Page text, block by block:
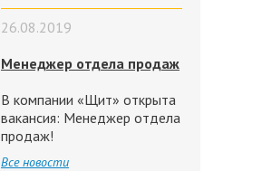
26.08.2019
Менеджер отдела продаж
В компании «Щит» открыта
вакансия: Менеджер отдела
продаж!
Все новости